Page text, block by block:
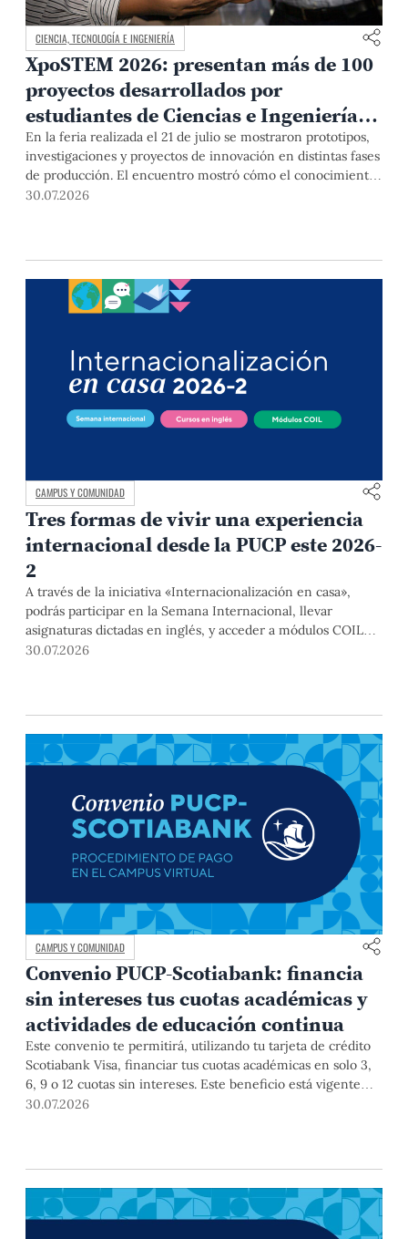
CIENCIA, TECNOLOGÍA E INGENIERÍA
XpoSTEM 2026: presentan más de 100
proyectos desarrollados por
estudiantes de Ciencias e Ingeniería
PUCP orientados a atender
necesidades del país
En la feria realizada el 21 de julio se mostraron prototipos,
investigaciones y proyectos de innovación en distintas fases
de producción. El encuentro mostró cómo el conocimiento
adquirido en las aulas puede responder a desafíos concretos
30.07.2026
CAMPUS Y COMUNIDAD
Tres formas de vivir una experiencia
internacional desde la PUCP este 2026-
2
A través de la iniciativa «Internacionalización en casa»,
podrás participar en la Semana Internacional, llevar
asignaturas dictadas en inglés, y acceder a módulos COIL
junto con estudiantes y docentes de universidades
30.07.2026
CAMPUS Y COMUNIDAD
Convenio PUCP-Scotiabank: financia
sin intereses tus cuotas académicas y
actividades de educación continua
Este convenio te permitirá, utilizando tu tarjeta de crédito
Scotiabank Visa, financiar tus cuotas académicas en solo 3,
6, 9 o 12 cuotas sin intereses. Este beneficio está vigente
hasta el 31 de diciembre de 2026, y aplica para pagos de
30.07.2026